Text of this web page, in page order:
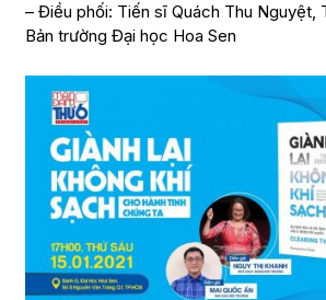
– Điều phối: Tiến sĩ Quách Thu Nguyệt,
Bản trường Đại học Hoa Sen